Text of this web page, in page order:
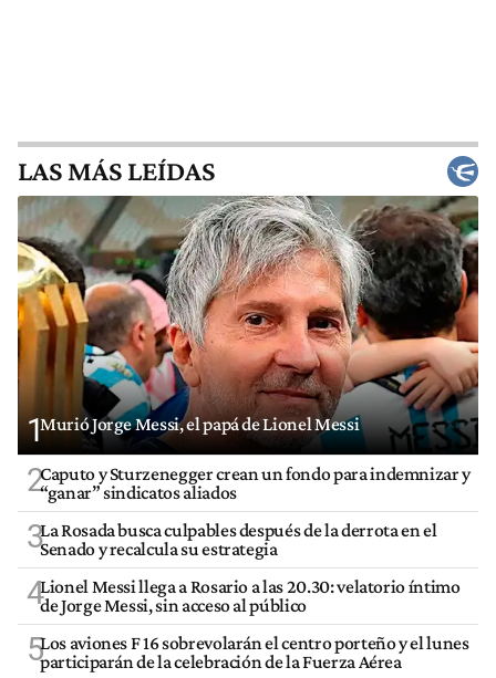
LAS MÁS LEÍDAS
1Murió Jorge Messi, el papá de Lionel Messi
2Caputo y Sturzenegger crean un fondo para indemnizar y
“ganar” sindicatos aliados
3La Rosada busca culpables después de la derrota en el
Senado y recalcula su estrategia
4Lionel Messi llega a Rosario a las 20.30: velatorio íntimo
de Jorge Messi, sin acceso al público
5Los aviones F 16 sobrevolarán el centro porteño y el lunes
participarán de la celebración de la Fuerza Aérea